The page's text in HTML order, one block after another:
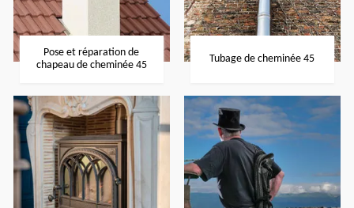
Pose et réparation de
chapeau de cheminée 45
Tubage de cheminée 45